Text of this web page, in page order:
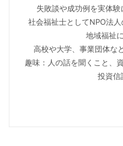
失敗談や成功例を実体験
社会福祉士としてNPO法
地域福祉
高校や大学、事業団体な
趣味：人の話を聞くこと、
投資信